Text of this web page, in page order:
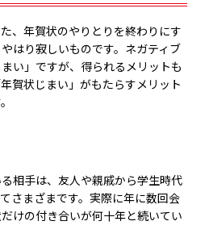
、年賀状のやりとりを終わりにす
はり寂しいものです。ネガティブ
い」ですが、得られるメリットも
賀状じまい」がもたらすメリット
相手は、友人や親戚から学生時代
さまざまです。実際に年に数回会
けの付き合いが何十年と続いてい